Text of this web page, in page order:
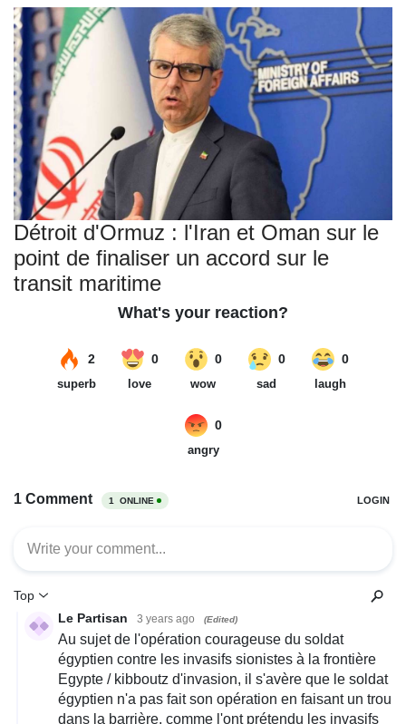
Détroit d'Ormuz : l'Iran et Oman sur le
point de finaliser un accord sur le
transit maritime